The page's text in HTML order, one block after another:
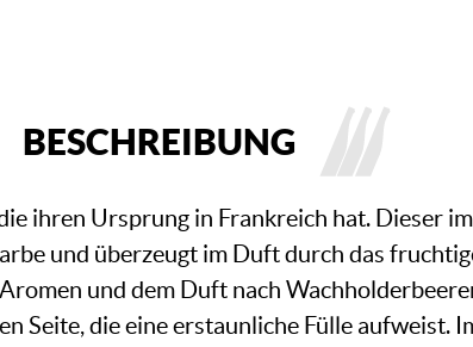
BESCHREIBUNG
ihren Ursprung in Frankreich hat. Dieser
und überzeugt im Duft durch das
und dem Duft nach
Seite, die eine erstaunliche Fülle aufweist.